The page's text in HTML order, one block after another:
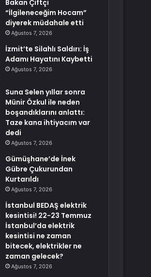
Bakan Çiftçi
“İlgileneceğim Hocam”
diyerek müdahale etti
Ağustos 7, 2026
İzmit’te Silahlı Saldırı: İş
Adamı Hayatını Kaybetti
Ağustos 7, 2026
Suna Selen yıllar sonra
Münir Özkul ile neden
boşandıklarını anlattı:
Taze kana ihtiyacım var
dedi
Ağustos 7, 2026
Gümüşhane’de İnek
Gübre Çukurundan
Kurtarıldı
Ağustos 7, 2026
İstanbul BEDAŞ elektrik
kesintisi! 22-23 Temmuz
İstanbul’da elektrik
kesintisi ne zaman
bitecek, elektrikler ne
zaman gelecek?
Ağustos 7, 2026